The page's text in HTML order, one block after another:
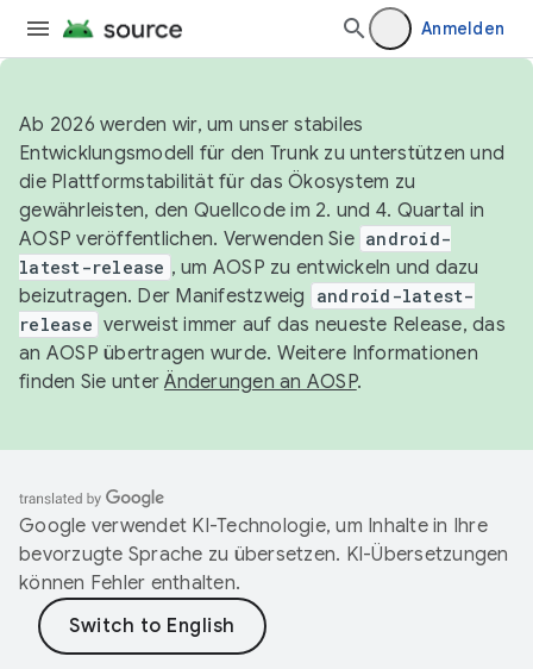
Anmelden
Ab 2026 werden wir, um unser stabiles
Entwicklungsmodell für den Trunk zu unterstützen und
die Plattformstabilität für das Ökosystem zu
gewährleisten, den Quellcode im 2. und 4. Quartal in
AOSP veröffentlichen. Verwenden Sie android-
latest-release , um AOSP zu entwickeln und dazu
beizutragen. Der Manifestzweig
android-latest-
release verweist immer auf das neueste Release, das
an AOSP übertragen wurde. Weitere Informationen
finden Sie unterÄnderungen an AOSP.
Google verwendet KI-Technologie, um Inhalte in Ihre
bevorzugte Sprache zu übersetzen. KI-Übersetzungen
können Fehler enthalten.